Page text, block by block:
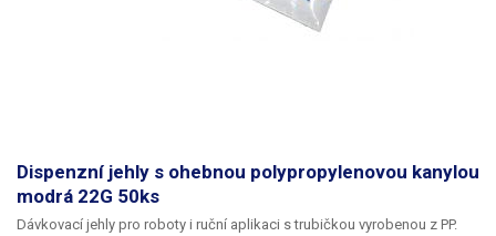
Dispenzní jehly s ohebnou polypropylenovou kanylou
modrá 22G 50ks
Dávkovací jehly pro roboty i ruční aplikaci s trubičkou vyrobenou z PP.